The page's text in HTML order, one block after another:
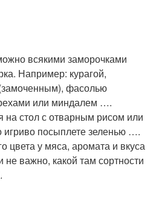
всякими заморочками
Например: курагой,
фасолью
или миндалем ….
на стол с отварным рисом или
игриво посыплете зеленью ….
цвета у мяса, аромата и вкуса
важно, какой там сортности